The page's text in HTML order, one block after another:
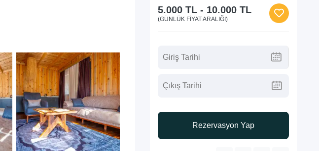
5.000 TL- 10.000 TL
(GÜNLÜK FIYAT ARALIĞI)
Rezervasyon Yap